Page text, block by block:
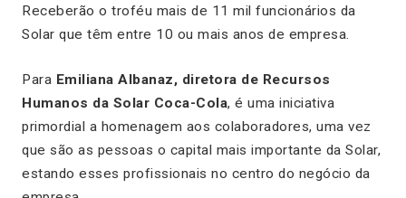
Receberão o troféu mais de 11 mil funcionários da
Solar que têm entre 10 ou mais anos de empresa.
Para Emiliana Albanaz, diretora de Recursos
Humanos da Solar Coca-Cola, é uma iniciativa
primordial a homenagem aos colaboradores, uma vez
que são as pessoas o capital mais importante da Solar,
estando esses profissionais no centro do negócio da